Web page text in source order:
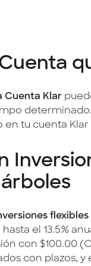
Cuenta Klar
determinado.
en tu cuenta
flexibles
hasta el 13.5%
con $100.00
con plazos, y